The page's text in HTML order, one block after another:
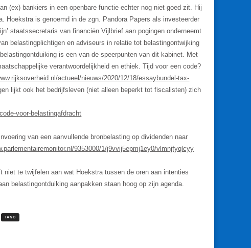
(ex) bankiers in een openbare functie echter nog niet goed zit. Hij
Hoekstra is genoemd in de zgn. Pandora Papers als investeerder
staatssecretaris van financiën Vijlbrief aan pogingen onderneemt
belastingplichtigen en adviseurs in relatie tot belastingontwijking
is een van de speerpunten van dit kabinet. Met
verantwoordelijkheid en ethiek. Tijd voor een code?
actueel/nieuws/2020/12/18/essaybundel-tax-
lijkt ook het bedrijfsleven (niet alleen beperkt tot fiscalisten) zich
voor-belastingafdracht
van een aanvullende bronbelasting op dividenden naar
9353000/1/j9vvij5epmj1ey0/vlmnjfyqlcyy
te twijfelen aan wat Hoekstra tussen de oren aan intenties
belastingontduiking aanpakken staan hoog op zijn agenda.
TANG